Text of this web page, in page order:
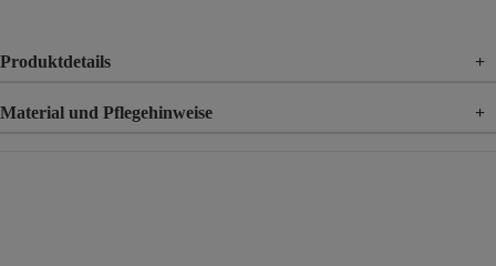
Produktdetails +
Material und Pflegehinweise +